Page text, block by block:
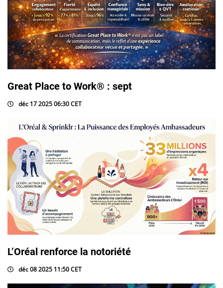
Great Place to Work® : sept
déc 17 2025 06:30 CET
L’Oréal renforce la notoriété
déc 08 2025 11:50 CET